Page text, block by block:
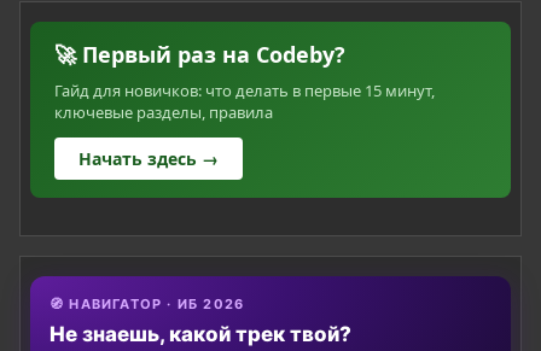
🚀 Первый раз на Codeby?
Гайд для новичков: что делать в первые 15 минут,
ключевые разделы, правила
Начать здесь →
🧭 НАВИГАТОР · ИБ 2026
Не знаешь, какой трек твой?